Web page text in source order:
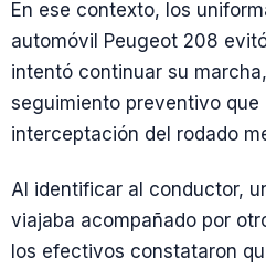
En ese contexto, los
automóvil Peugeot 208
intentó continuar su
seguimiento preventivo que
interceptación del rodado
Al identificar al conductor,
viajaba acompañado por
los efectivos constataron